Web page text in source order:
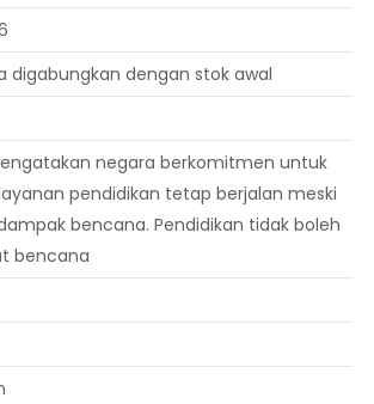
digabungkan dengan stok awal
negara berkomitmen untuk
pendidikan tetap berjalan meski
bencana. Pendidikan tidak boleh
bencana